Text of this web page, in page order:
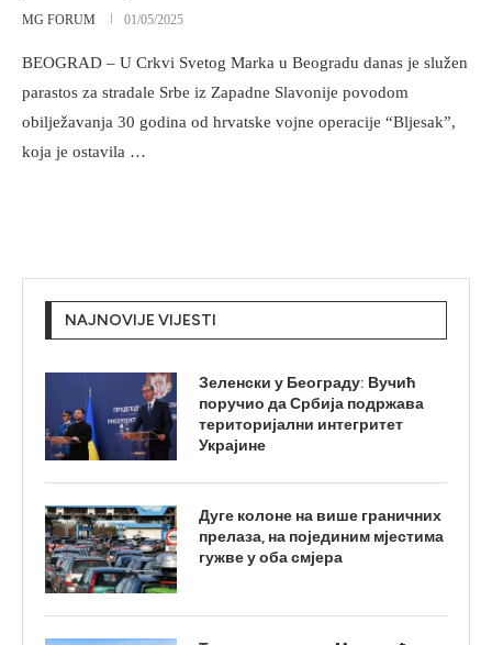
MG FORUM 01/05/2025
BEOGRAD – U Crkvi Svetog Marka u Beogradu danas je služen
parastos za stradale Srbe iz Zapadne Slavonije povodom
obilježavanja 30 godina od hrvatske vojne operacije “Bljesak”,
koja je ostavila …
NAJNOVIJE VIJESTI
Зеленски у Београду: Вучић
поручио да Србија подржава
територијални интегритет
Украјине
Дуге колоне на више граничних
прелаза, на појединим мјестима
гужве у оба смјера